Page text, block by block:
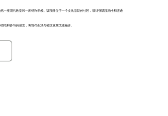
一座现代教堂和一所特许学校。该项目位于一个文化活跃的社区，设计强调流动性和连通
结和参与的感觉，将现代生活与社区发展无缝融合。